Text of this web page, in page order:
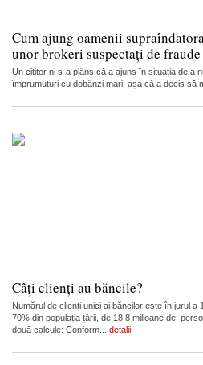
Cum ajung oamenii
unor brokeri suspectați de fraude
Un cititor ni s-a plâns că a ajuns în situația de a
împrumuturi cu dobânzi mari, așa că a decis să
Câți clienți au băncile?
Numărul de clienți unici ai băncilor este în jurul
70% din populația țării, de 18,8 milioane de
două calcule: Conform... detalii